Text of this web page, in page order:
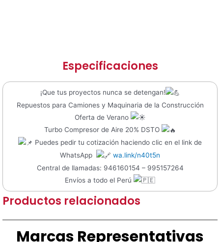
Especificaciones
¡Que tus proyectos nunca se detengan!
Repuestos para Camiones y Maquinaria de la Construcción
Oferta de Verano
Turbo Compresor de Aire 20% DSTO
Puedes pedir tu cotización haciendo clic en el link de
WhatsApp
wa.link/n40t5n
Central de llamadas: 946160154 – 995157264
Envíos a todo el Perú
Productos relacionados
Marcas Representativas